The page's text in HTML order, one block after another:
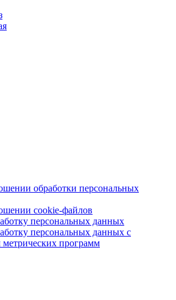
обработки персональных
cookie-файлов
персональных данных
персональных данных с
метрических программ